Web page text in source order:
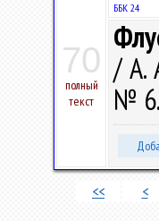
70
полный
текст
ББК 24
/ А.
№
<< <